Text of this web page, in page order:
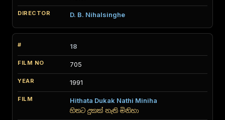
D. B. Nihalsinghe
18
705
1991
Hithata Dukak Nathi Miniha
හිතට දුකක් නැති මිනිහා